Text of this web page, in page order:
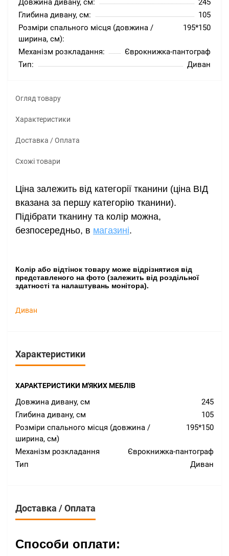
Довжина дивану, см:
245
Глибина дивану, см:
105
Розміри спального місця (довжина /
ширина, см):
195*150
Механізм розкладання:
Єврокнижка-пантограф
Тип:
Диван
Огляд товару
Характеристики
Доставка / Оплата
Схожі товари
Ціна залежить від категорії тканини (ціна ВІД
вказана за першу категорію тканини).
Підібрати тканину та колір можна,
безпосередньо, в магазині.
Колір або відтінок товару може відрізнятися від
представленого на фото (залежить від роздільної
здатності та налаштувань монітора).
Диван
Характеристики
ХАРАКТЕРИСТИКИ М'ЯКИХ МЕБЛІВ
Довжина дивану, см
245
Глибина дивану, см
105
Розміри спального місця (довжина /
ширина, см)
195*150
Механізм розкладання
Єврокнижка-пантограф
Тип
Диван
Доставка / Оплата
Способи оплати: